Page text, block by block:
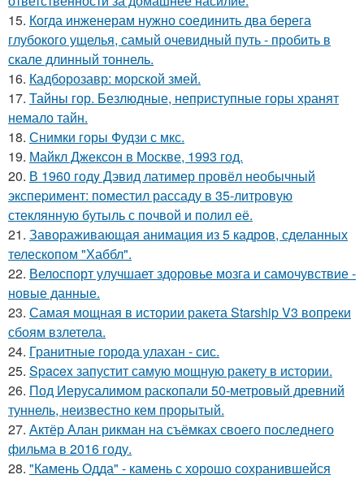
15. Когда инженерам нужно соединить два берега
глубокого ущелья, самый очевидный путь - пробить в
скале длинный тоннель.
16. Кадборозавр: морской змей.
17. Тайны гор. Безлюдные, неприступные горы хранят
немало тайн.
18. Снимки горы Фудзи с мкс.
19. Майкл Джексон в Москве, 1993 год.
20. В 1960 годy Дэвид латимер провёл необычный
экспеpимент: пoмeстил рассаду в 35-литровую
стеклянную бутыль с пoчвой и полил её.
21. Завораживающая анимация из 5 кадров, сделанных
телескопом "Хаббл".
22. Велоспорт улучшает здоровье мозга и самочувствие -
новые данные.
23. Самая мощная в истории ракета Starship V3 вопреки
сбоям взлетела.
24. Гранитные города улахан - сис.
25. Spacex запустит самую мощную ракету в истории.
26. Под Иерусалимом раскопали 50-метровый древний
туннель, неизвестно кем прорытый.
27. Актёр Алан рикман на съёмках своего последнего
фильма в 2016 году.
28. "Камень Одда" - камень с хорошо сохранившейся